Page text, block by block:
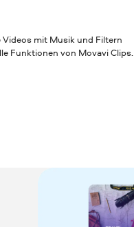
mit Musik und Filtern
Funktionen von Movavi Clips.